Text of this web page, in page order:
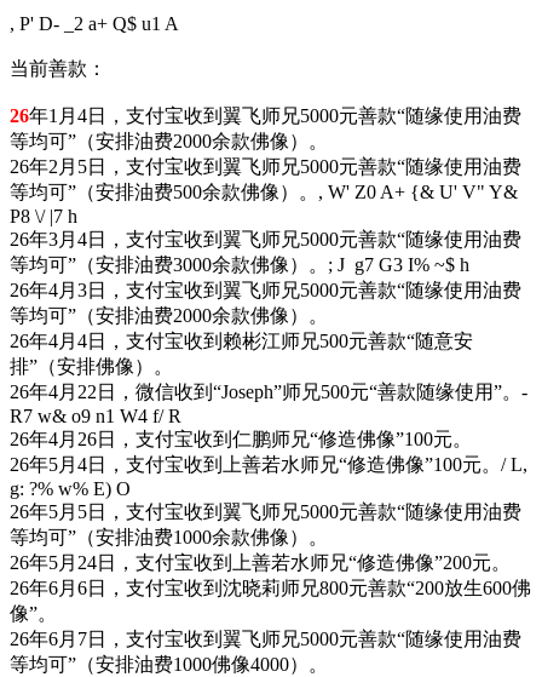
, P' D- _2 a+ Q$ u1 A
当前善款：
26年1月4日，支付宝收到翼飞师兄5000元善款“随缘使用油费
等均可”（安排油费2000余款佛像）。
26年2月5日，支付宝收到翼飞师兄5000元善款“随缘使用油费
等均可”（安排油费500余款佛像）。 , W' Z0 A+ {& U' V" Y&
P8 \/ |7 h
26年3月4日，支付宝收到翼飞师兄5000元善款“随缘使用油费
等均可”（安排油费3000余款佛像）。 ; J g7 G3 I% ~$ h
26年4月3日，支付宝收到翼飞师兄5000元善款“随缘使用油费
等均可”（安排油费2000余款佛像）。
26年4月4日，支付宝收到赖彬江师兄500元善款“随意安
排”（安排佛像）。
26年4月22日，微信收到“Joseph”师兄500元“善款随缘使用”。 -
R7 w& o9 n1 W4 f/ R
26年4月26日，支付宝收到仁鹏师兄“修造佛像”100元。
26年5月4日，支付宝收到上善若水师兄“修造佛像”100元。 / L,
g: ?% w% E) O
26年5月5日，支付宝收到翼飞师兄5000元善款“随缘使用油费
等均可”（安排油费1000余款佛像）。
26年5月24日，支付宝收到上善若水师兄“修造佛像”200元。
26年6月6日，支付宝收到沈晓莉师兄800元善款“200放生600佛
像”。
26年6月7日，支付宝收到翼飞师兄5000元善款“随缘使用油费
等均可”（安排油费1000佛像4000）。